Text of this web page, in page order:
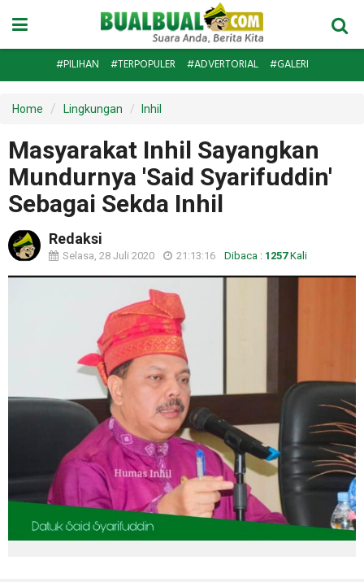
#PILIHAN #TERPOPULER #ADVERTORIAL #GALERI
Home Lingkungan Inhil
Masyarakat Inhil Sayangkan
Mundurnya 'Said Syarifuddin'
Sebagai Sekda Inhil
Redaksi
Selasa, 28 Juli 2020 21:13:16 Dibaca : 1257Kali